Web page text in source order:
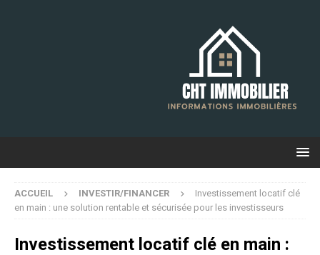
ACCUEIL INVESTIR/FINANCER
Investissement locatif clé
en main : une solution rentable et sécurisée pour les investisseurs
Investissement locatif clé en main :